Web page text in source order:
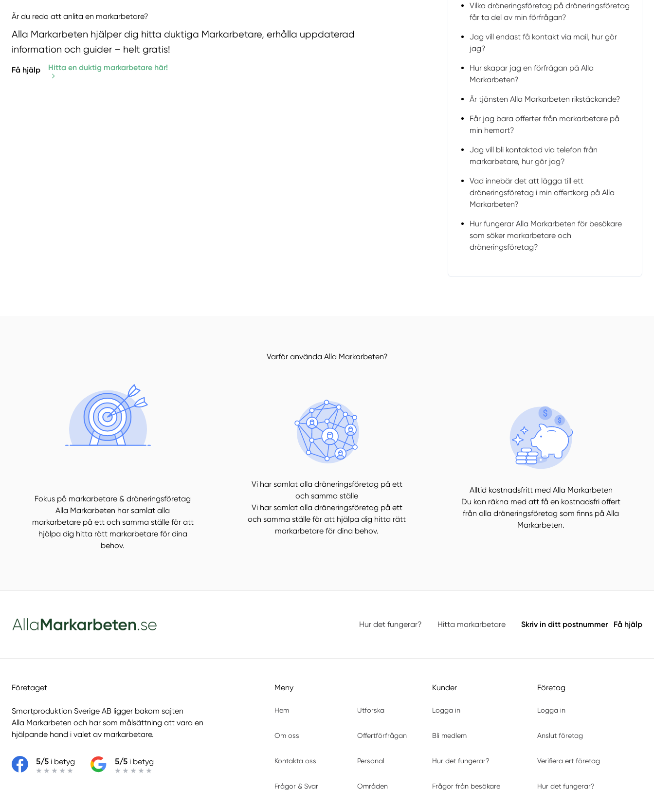
Är du redo att anlita en markarbetare?
Alla Markarbeten hjälper dig hitta duktiga Markarbetare, erhålla uppdaterad
information och guider – helt gratis!
Få hjälp Hitta en duktig markarbetare här!
Vilka dräneringsföretag på dräneringsföretag
får ta del av min förfrågan?
Jag vill endast få kontakt via mail, hur gör
jag?
Hur skapar jag en förfrågan på Alla
Markarbeten?
Är tjänsten Alla Markarbeten rikstäckande?
Får jag bara offerter från markarbetare på
min hemort?
Jag vill bli kontaktad via telefon från
markarbetare, hur gör jag?
Vad innebär det att lägga till ett
dräneringsföretag i min offertkorg på Alla
Markarbeten?
Hur fungerar Alla Markarbeten för besökare
som söker markarbetare och
dräneringsföretag?
Varför använda Alla Markarbeten?
Fokus på markarbetare & dräneringsföretag
Alla Markarbeten har samlat alla
markarbetare på ett och samma ställe för att
hjälpa dig hitta rätt markarbetare för dina
behov.
Vi har samlat alla dräneringsföretag på ett
och samma ställe
Vi har samlat alla dräneringsföretag på ett
och samma ställe för att hjälpa dig hitta rätt
markarbetare för dina behov.
Alltid kostnadsfritt med Alla Markarbeten
Du kan räkna med att få en kostnadsfri offert
från alla dräneringsföretag som finns på Alla
Markarbeten.
Hur det fungerar? Hitta markarbetare Skriv in ditt postnummer Få hjälp
Företaget
Smartproduktion Sverige AB ligger bakom sajten
Alla Markarbeten och har som målsättning att vara en
hjälpande hand i valet av markarbetare.
5/5 i betyg 5/5 i betyg
Meny
Hem Utforska
Om oss Offertförfrågan
Kontakta oss Personal
Frågor & Svar Områden
Kunder
Logga in
Bli medlem
Hur det fungerar?
Frågor från besökare
Företag
Logga in
Anslut företag
Verifiera ert företag
Hur det fungerar?